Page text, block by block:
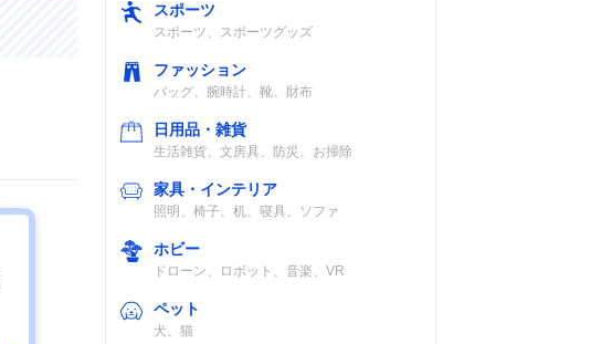
スポーツ
スポーツ、スポーツグッズ
ファッション
バッグ、腕時計、靴、財布
日用品・雑貨
生活雑貨、文房具、防災、お掃除
家具・インテリア
照明、椅子、机、寝具、ソファ
ホビー
ドローン、ロボット、音楽、VR
ペット
犬、猫